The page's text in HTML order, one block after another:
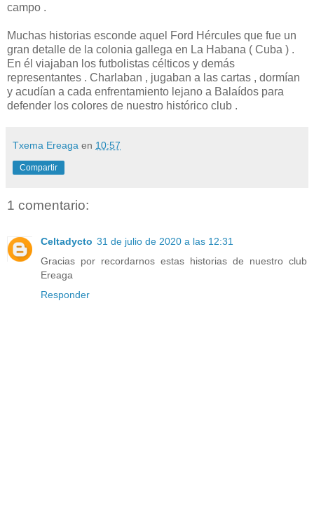
campo .
Muchas historias esconde aquel Ford Hércules que fue un
gran detalle de la colonia gallega en La Habana ( Cuba ) .
En él viajaban los futbolistas célticos y demás
representantes . Charlaban , jugaban a las cartas , dormían
y acudían a cada enfrentamiento lejano a Balaídos para
defender los colores de nuestro histórico club .
Txema Ereaga en 10:57
Compartir
1 comentario:
Celtadycto 31 de julio de 2020 a las 12:31
Gracias por recordarnos estas historias de nuestro club
Ereaga
Responder